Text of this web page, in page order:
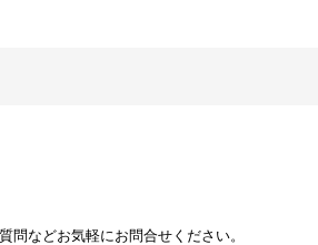
問などお気軽にお問合せください。